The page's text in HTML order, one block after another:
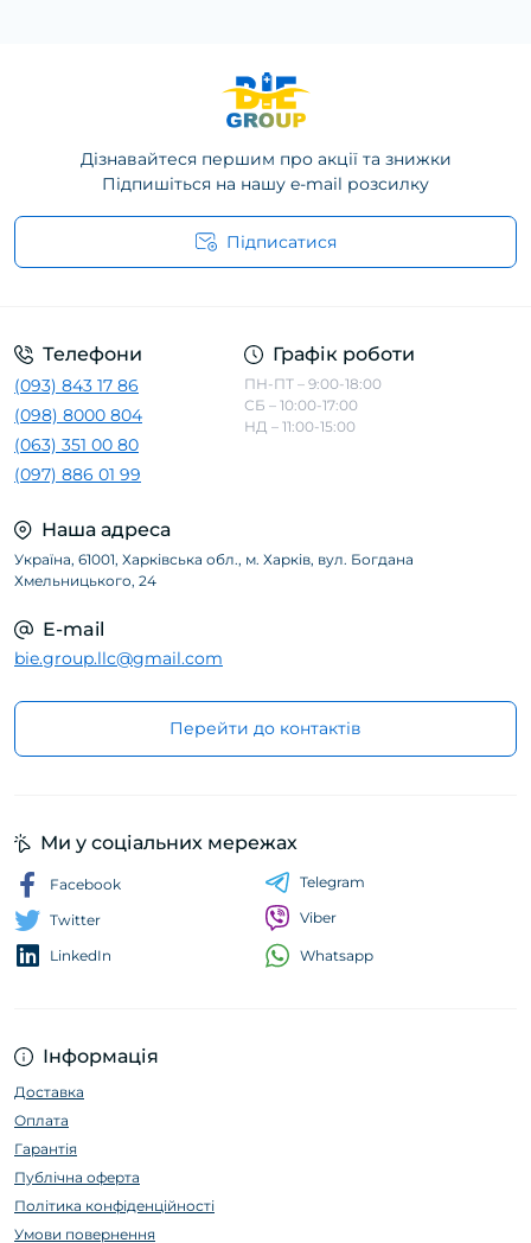
Дізнавайтеся першим про акції та знижки
Підпишіться на нашу e-mail розсилку
Підписатися
Телефони
(093) 843 17 86
(098) 8000 804
(063) 351 00 80
(097) 886 01 99
Графік роботи
ПН-ПТ – 9:00-18:00
СБ – 10:00-17:00
НД – 11:00-15:00
Наша адреса
Україна, 61001, Харківська обл., м. Харків, вул. Богдана
Хмельницького, 24
E-mail
bie.group.llc@gmail.com
Перейти до контактів
Інформація
Доставка
Оплата
Гарантія
Публічна оферта
Політика конфіденційності
Умови повернення
Ми у соціальних мережах
Facebook
Twitter
LinkedIn
Telegram
Viber
Whatsapp